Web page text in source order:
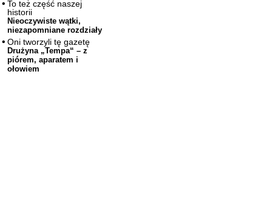
To też część naszej
historii
Nieoczywiste wątki,
niezapomniane rozdziały
Oni tworzyli tę gazetę
Drużyna „Tempa“ – z
piórem, aparatem i
ołowiem